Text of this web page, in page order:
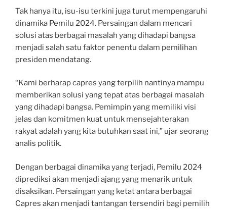
Tak hanya itu, isu-isu terkini juga turut mempengaruhi
dinamika Pemilu 2024. Persaingan dalam mencari
solusi atas berbagai masalah yang dihadapi bangsa
menjadi salah satu faktor penentu dalam pemilihan
presiden mendatang.
“Kami berharap capres yang terpilih nantinya mampu
memberikan solusi yang tepat atas berbagai masalah
yang dihadapi bangsa. Pemimpin yang memiliki visi
jelas dan komitmen kuat untuk mensejahterakan
rakyat adalah yang kita butuhkan saat ini,” ujar seorang
analis politik.
Dengan berbagai dinamika yang terjadi, Pemilu 2024
diprediksi akan menjadi ajang yang menarik untuk
disaksikan. Persaingan yang ketat antara berbagai
Capres akan menjadi tantangan tersendiri bagi pemilih